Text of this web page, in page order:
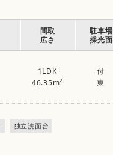
間取
広さ
駐車場
採光面
1LDK
46.35m²
付
東
独立洗面台